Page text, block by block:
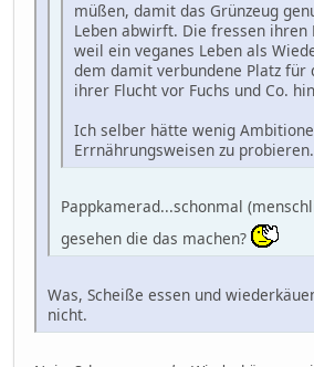
müßen, damit das Grünzeug
Leben abwirft. Die fressen ihren
weil ein veganes Leben als
dem damit verbundene Platz für
ihrer Flucht vor Fuchs und Co.
Ich selber hätte wenig
Errnährungsweisen zu probieren.
Pappkamerad...schonmal
gesehen die das machen?
Was, Scheiße essen und
nicht.